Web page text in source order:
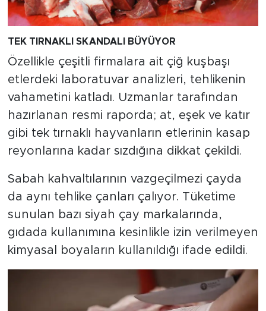
TEK TIRNAKLI SKANDALI BÜYÜYOR
Özellikle çeşitli firmalara ait çiğ kuşbaşı
etlerdeki laboratuvar analizleri, tehlikenin
vahametini katladı. Uzmanlar tarafından
hazırlanan resmi raporda; at, eşek ve katır
gibi tek tırnaklı hayvanların etlerinin kasap
reyonlarına kadar sızdığına dikkat çekildi.
Sabah kahvaltılarının vazgeçilmezi çayda
da aynı tehlike çanları çalıyor. Tüketime
sunulan bazı siyah çay markalarında,
gıdada kullanımına kesinlikle izin verilmeyen
kimyasal boyaların kullanıldığı ifade edildi.